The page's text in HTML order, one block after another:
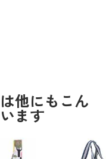
他にもこん
ます